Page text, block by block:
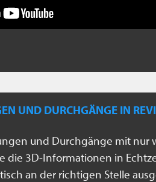
UND DURCHGÄNGE IN
und Durchgänge mit nur
die 3D-Informationen in
an der richtigen Stelle